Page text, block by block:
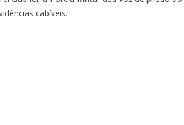
cabíveis.